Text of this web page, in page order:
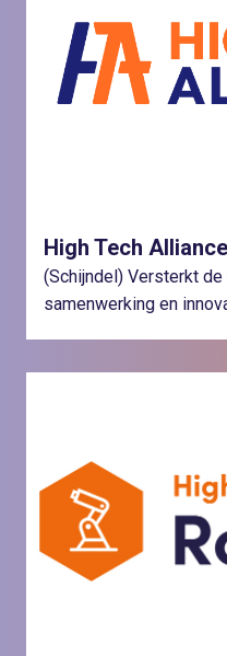
High Tech Alliance
(Schijndel) Versterkt
samenwerking en